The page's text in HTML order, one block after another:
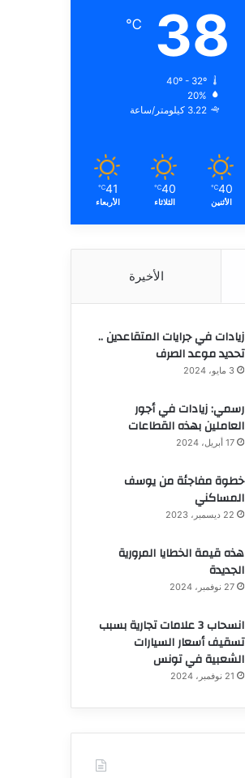
38
℃
40º - 32º
20%
3.22 كيلومتر/ساعة
40
℃
الأثنين
40
℃
الثلاثاء
41
℃
الأربعاء
الأخيرة
زيادات في جرايات المتقاعدين ..
تحديد موعد الصرف
3 مايو، 2024
رسمي: زيادات في أجور
العاملين بهذه القطاعات
17 أبريل، 2024
خطوة مفاجئة من يوسف
المساكني
22 ديسمبر، 2023
هذه قيمة الخطايا المرورية
الجديدة
27 نوفمبر، 2024
انسحاب 3 علامات تجارية بسبب
تسقيف أسعار السيارات
الشعبية في تونس
21 نوفمبر، 2024